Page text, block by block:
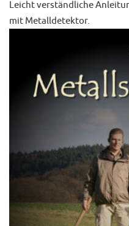
Leicht verständliche
mit Metalldetektor.